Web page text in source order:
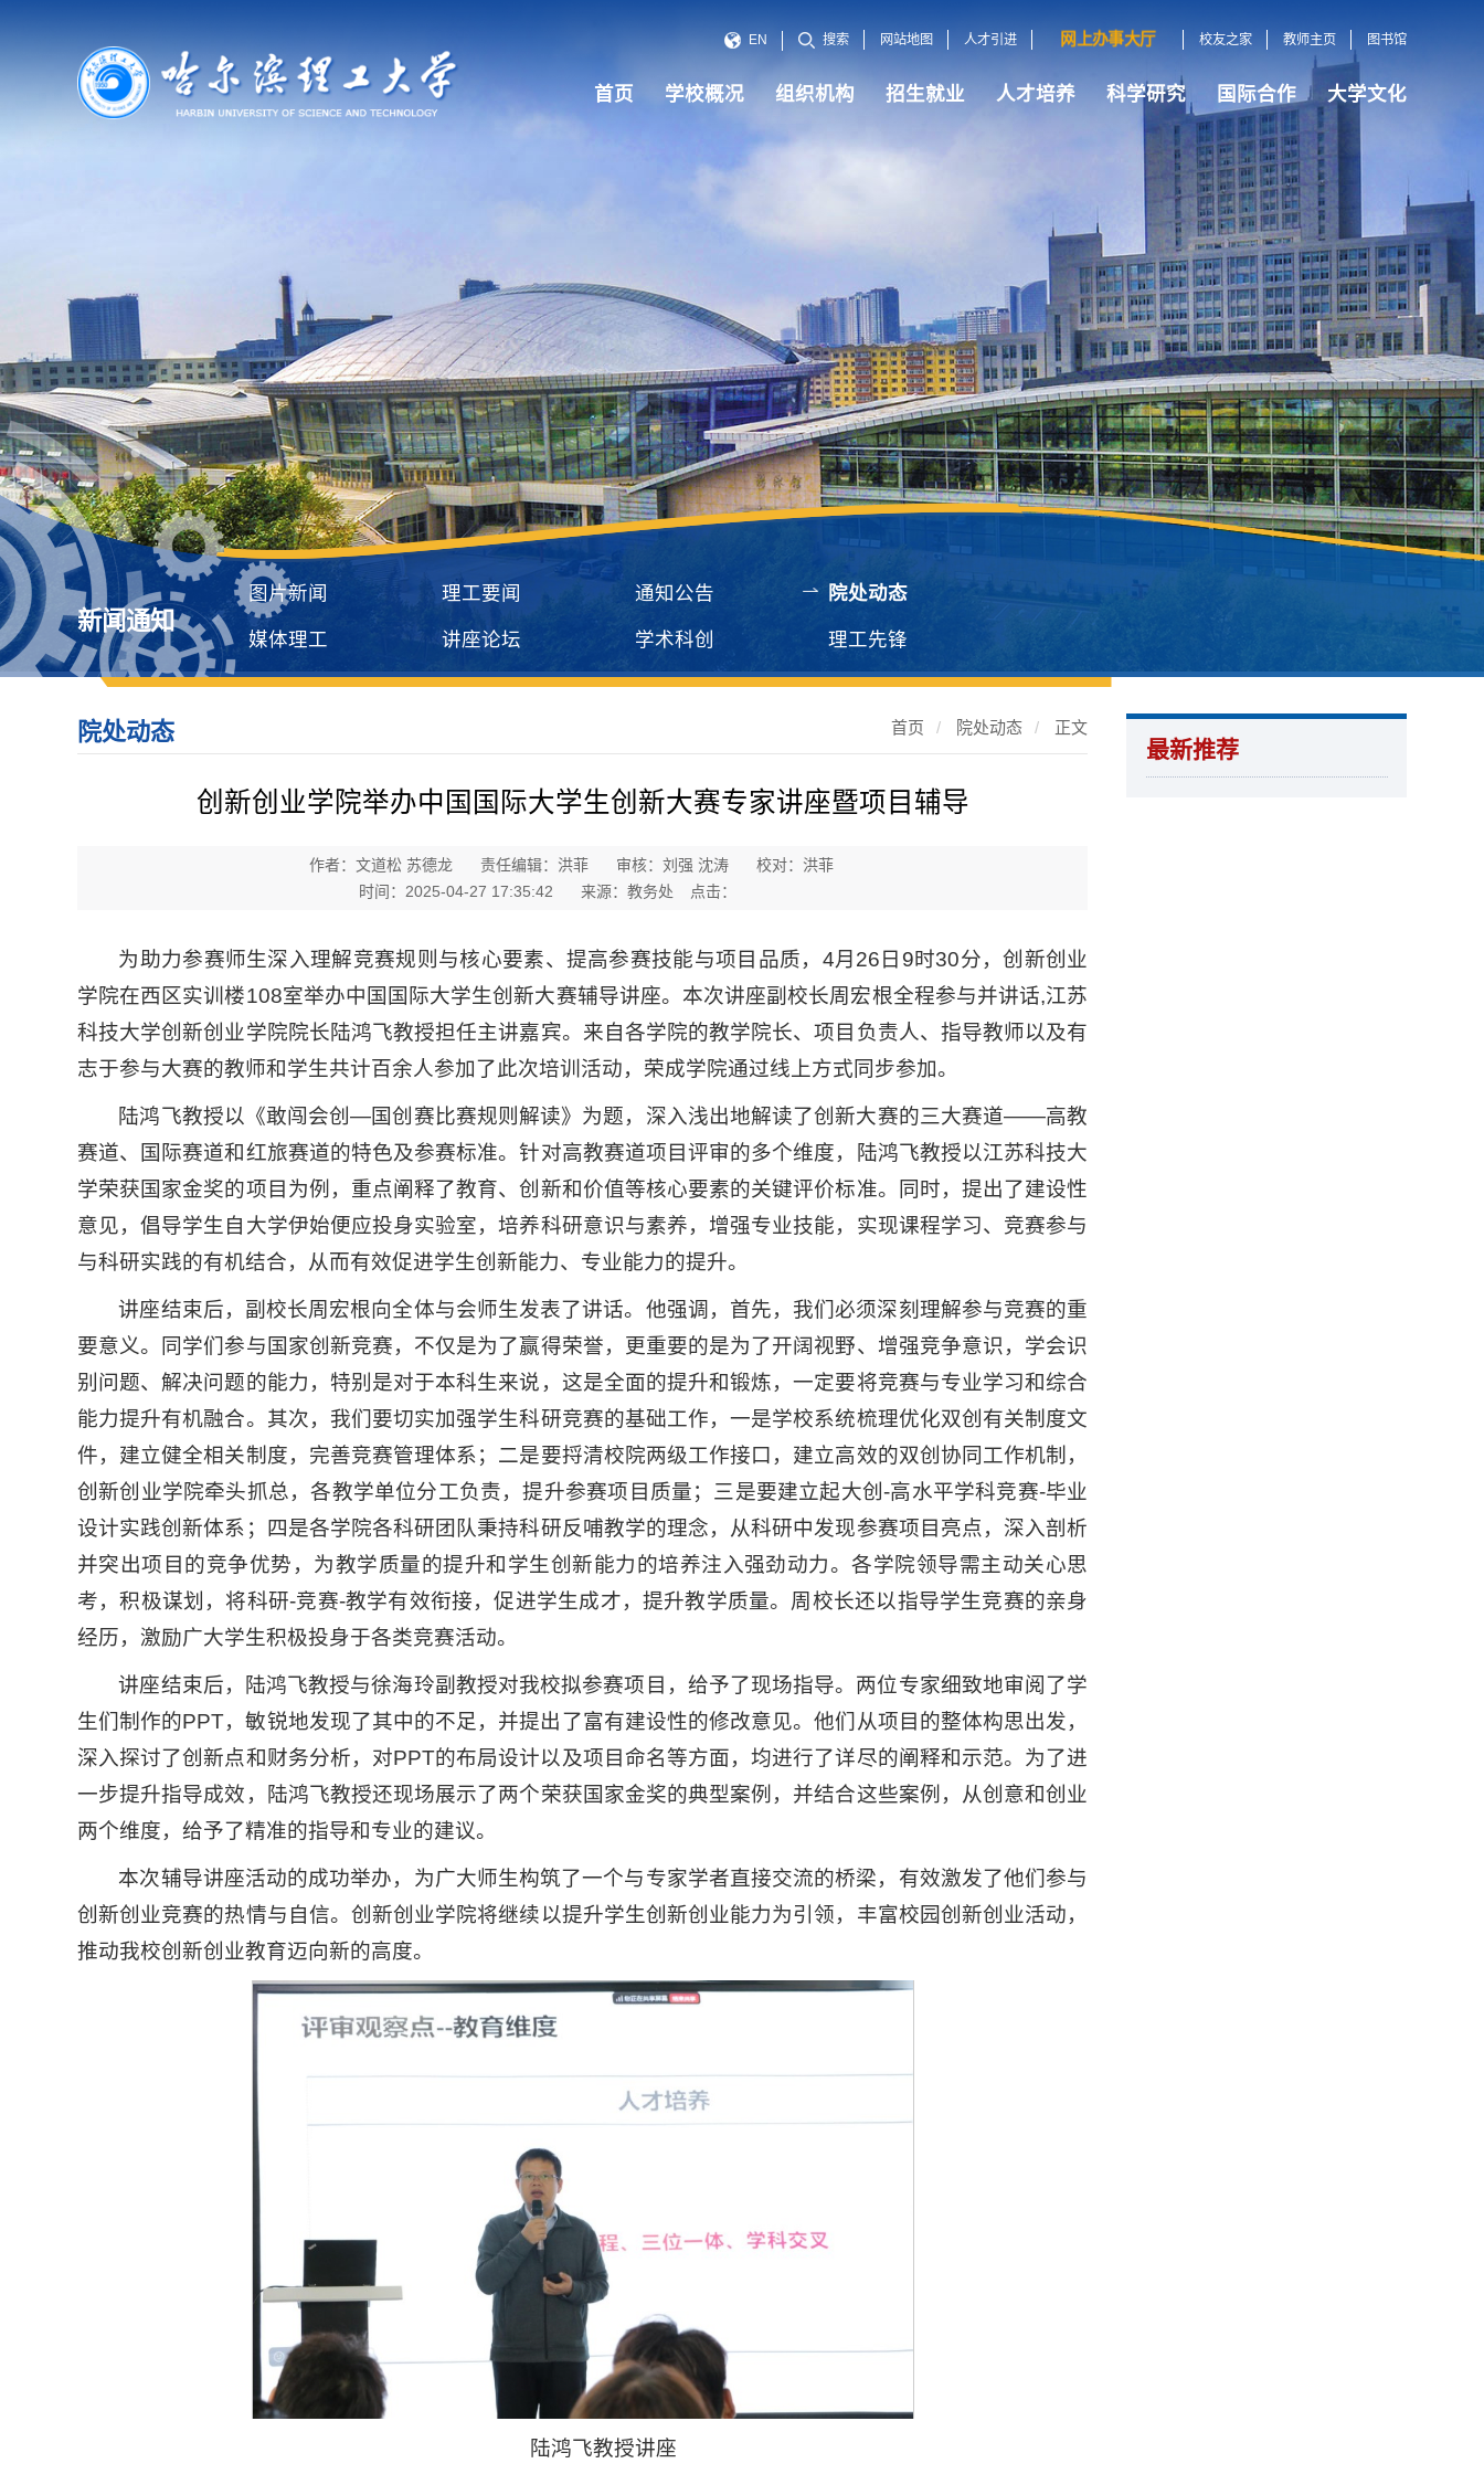
EN 搜索 网站地图 人才引进 网上办事大厅 校友之家 教师主页 图书馆
首页 学校概况 组织机构 招生就业 人才培养 科学研究 国际合作 大学文化
新闻通知
图片新闻 理工要闻 通知公告 院处动态
媒体理工 讲座论坛 学术科创 理工先锋
院处动态 首页 / 院处动态 / 正文
创新创业学院举办中国国际大学生创新大赛专家讲座暨项目辅导
作者：文道松 苏德龙 责任编辑：洪菲 审核：刘强 沈涛
校对：洪菲
时间：2025-04-27 17:35:42
来源：教务处 点击：
为助力参赛师生深入理解竞赛规则与核心要素、提高参赛技能与项目品质，4月26日9时30分，创新创业
学院在西区实训楼108室举办中国国际大学生创新大赛辅导讲座。本次讲座副校长周宏根全程参与并讲话,江苏
科技大学创新创业学院院长陆鸿飞教授担任主讲嘉宾。来自各学院的教学院长、项目负责人、指导教师以及有
志于参与大赛的教师和学生共计百余人参加了此次培训活动，荣成学院通过线上方式同步参加。
陆鸿飞教授以《敢闯会创—国创赛比赛规则解读》为题，深入浅出地解读了创新大赛的三大赛道——高教
赛道、国际赛道和红旅赛道的特色及参赛标准。针对高教赛道项目评审的多个维度，陆鸿飞教授以江苏科技大
学荣获国家金奖的项目为例，重点阐释了教育、创新和价值等核心要素的关键评价标准。同时，提出了建设性
意见，倡导学生自大学伊始便应投身实验室，培养科研意识与素养，增强专业技能，实现课程学习、竞赛参与
与科研实践的有机结合，从而有效促进学生创新能力、专业能力的提升。
讲座结束后，副校长周宏根向全体与会师生发表了讲话。他强调，首先，我们必须深刻理解参与竞赛的重
要意义。同学们参与国家创新竞赛，不仅是为了赢得荣誉，更重要的是为了开阔视野、增强竞争意识，学会识
别问题、解决问题的能力，特别是对于本科生来说，这是全面的提升和锻炼，一定要将竞赛与专业学习和综合
能力提升有机融合。其次，我们要切实加强学生科研竞赛的基础工作，一是学校系统梳理优化双创有关制度文
件，建立健全相关制度，完善竞赛管理体系；二是要捋清校院两级工作接口，建立高效的双创协同工作机制，
创新创业学院牵头抓总，各教学单位分工负责，提升参赛项目质量；三是要建立起大创-高水平学科竞赛-毕业
设计实践创新体系；四是各学院各科研团队秉持科研反哺教学的理念，从科研中发现参赛项目亮点，深入剖析
并突出项目的竞争优势，为教学质量的提升和学生创新能力的培养注入强劲动力。各学院领导需主动关心思
考，积极谋划，将科研-竞赛-教学有效衔接，促进学生成才，提升教学质量。周校长还以指导学生竞赛的亲身
经历，激励广大学生积极投身于各类竞赛活动。
讲座结束后，陆鸿飞教授与徐海玲副教授对我校拟参赛项目，给予了现场指导。两位专家细致地审阅了学
生们制作的PPT，敏锐地发现了其中的不足，并提出了富有建设性的修改意见。他们从项目的整体构思出发，
深入探讨了创新点和财务分析，对PPT的布局设计以及项目命名等方面，均进行了详尽的阐释和示范。为了进
一步提升指导成效，陆鸿飞教授还现场展示了两个荣获国家金奖的典型案例，并结合这些案例，从创意和创业
两个维度，给予了精准的指导和专业的建议。
本次辅导讲座活动的成功举办，为广大师生构筑了一个与专家学者直接交流的桥梁，有效激发了他们参与
创新创业竞赛的热情与自信。创新创业学院将继续以提升学生创新创业能力为引领，丰富校园创新创业活动，
推动我校创新创业教育迈向新的高度。
陆鸿飞教授讲座
最新推荐